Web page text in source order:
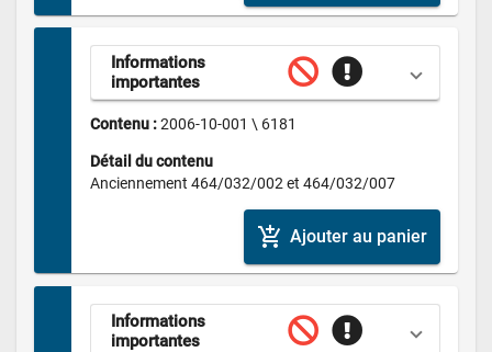
Informations
importantes
Contenu : 2006-10-001 \ 6181
Détail du contenu
Anciennement 464/032/002 et 464/032/007
add_shopping_cart Ajouter au panier
Informations
importantes